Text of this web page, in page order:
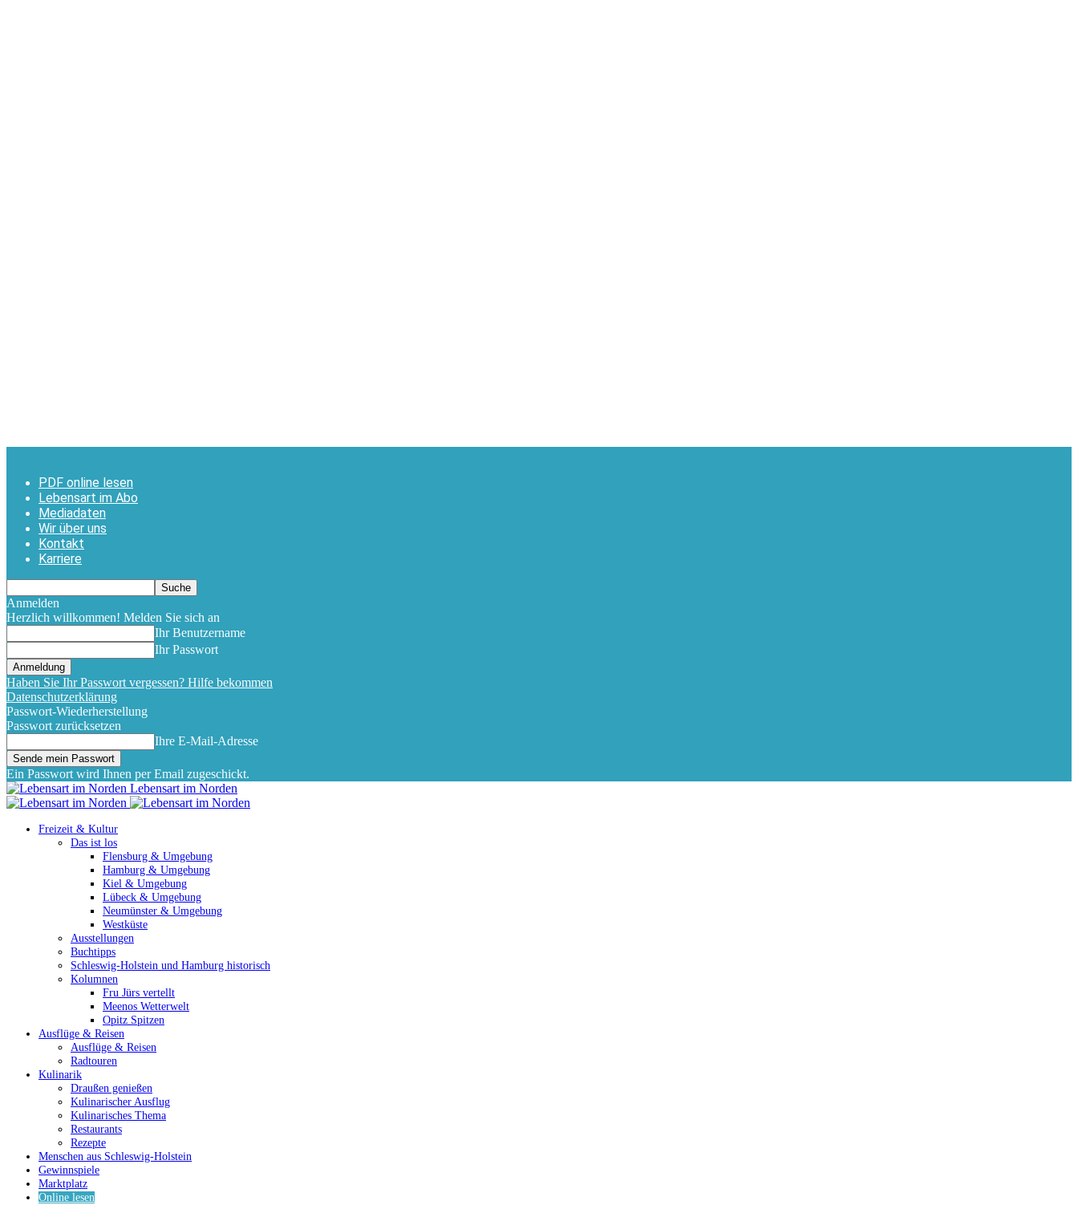
PDF online lesen
Lebensart im Abo
Mediadaten
Wir über uns
Kontakt
Karriere
Anmelden
Herzlich willkommen! Melden Sie sich an
Ihr Benutzername
Ihr Passwort
Haben Sie Ihr Passwort vergessen? Hilfe bekommen
Datenschutzerklärung
Passwort-Wiederherstellung
Passwort zurücksetzen
Ihre E-Mail-Adresse
Ein Passwort wird Ihnen per Email zugeschickt.
Lebensart im Norden
Freizeit & Kultur
Das ist los
Flensburg & Umgebung
Hamburg & Umgebung
Kiel & Umgebung
Lübeck & Umgebung
Neumünster & Umgebung
Westküste
Ausstellungen
Buchtipps
Schleswig-Holstein und Hamburg historisch
Kolumnen
Fru Jürs vertellt
Meenos Wetterwelt
Opitz Spitzen
Ausflüge & Reisen
Ausflüge & Reisen
Radtouren
Kulinarik
Draußen genießen
Kulinarischer Ausflug
Kulinarisches Thema
Restaurants
Rezepte
Menschen aus Schleswig-Holstein
Gewinnspiele
Marktplatz
Online lesen